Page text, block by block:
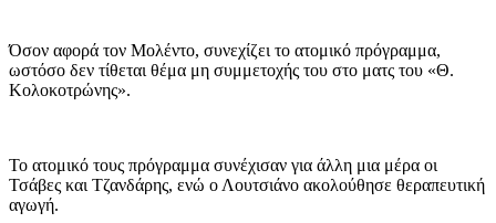
Όσον αφορά τον Μολέντο, συνεχίζει το ατομικό πρόγραμμα,
ωστόσο δεν τίθεται θέμα μη συμμετοχής του στο ματς του «Θ.
Κολοκοτρώνης».
Το ατομικό τους πρόγραμμα συνέχισαν για άλλη μια μέρα οι
Τσάβες και Τζανδάρης, ενώ ο Λουτσιάνο ακολούθησε θεραπευτική
αγωγή.